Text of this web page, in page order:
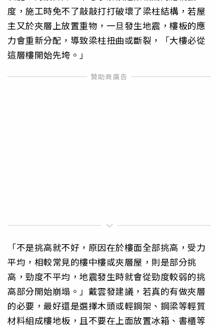
度，施工時免不了敲敲打打破壞了梁柱結構，若屋
主又於夾層上放置重物，一旦發生地震，樓板的應
力會重新分配，導致梁柱扭曲或斷裂，「大樓必從
這層樓開始先垮。」
「不是挑高就不好，原因在於樓面全部挑高，受力
平均，相較常見的樓中樓或夾層屋，則是部分挑
高，勁度不平均，地震發生時就會從勁度較弱的挑
高部分開始崩塌。」戴雲發建議，若真的有做夾層
的必要，最好還是選擇木頭或輕鋼架、鋼梁等輕質
材料組成樓地板，且不要在上面放置冰箱、書櫃等